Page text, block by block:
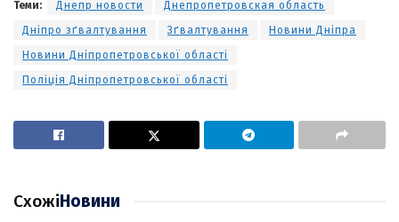
Теми: Днепр новости
Днепропетровская область
Дніпро зґвалтування
Зґвалтування
Новини Дніпра
Новини Дніпропетровської області
Поліція Дніпропетровської області
СхожіНовини